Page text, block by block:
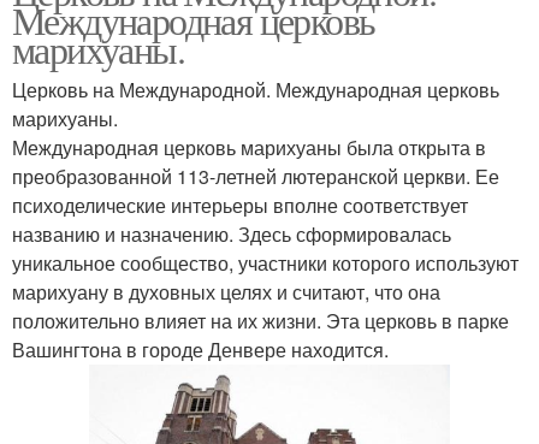
Международная церковь
марихуаны.
Церковь на Международной. Международная церковь
марихуаны.
Международная церковь марихуаны была открыта в
преобразованной 113-летней лютеранской церкви. Ее
психоделические интерьеры вполне соответствует
названию и назначению. Здесь сформировалась
уникальное сообщество, участники которого используют
марихуану в духовных целях и считают, что она
положительно влияет на их жизни. Эта церковь в парке
Вашингтона в городе Денвере находится.